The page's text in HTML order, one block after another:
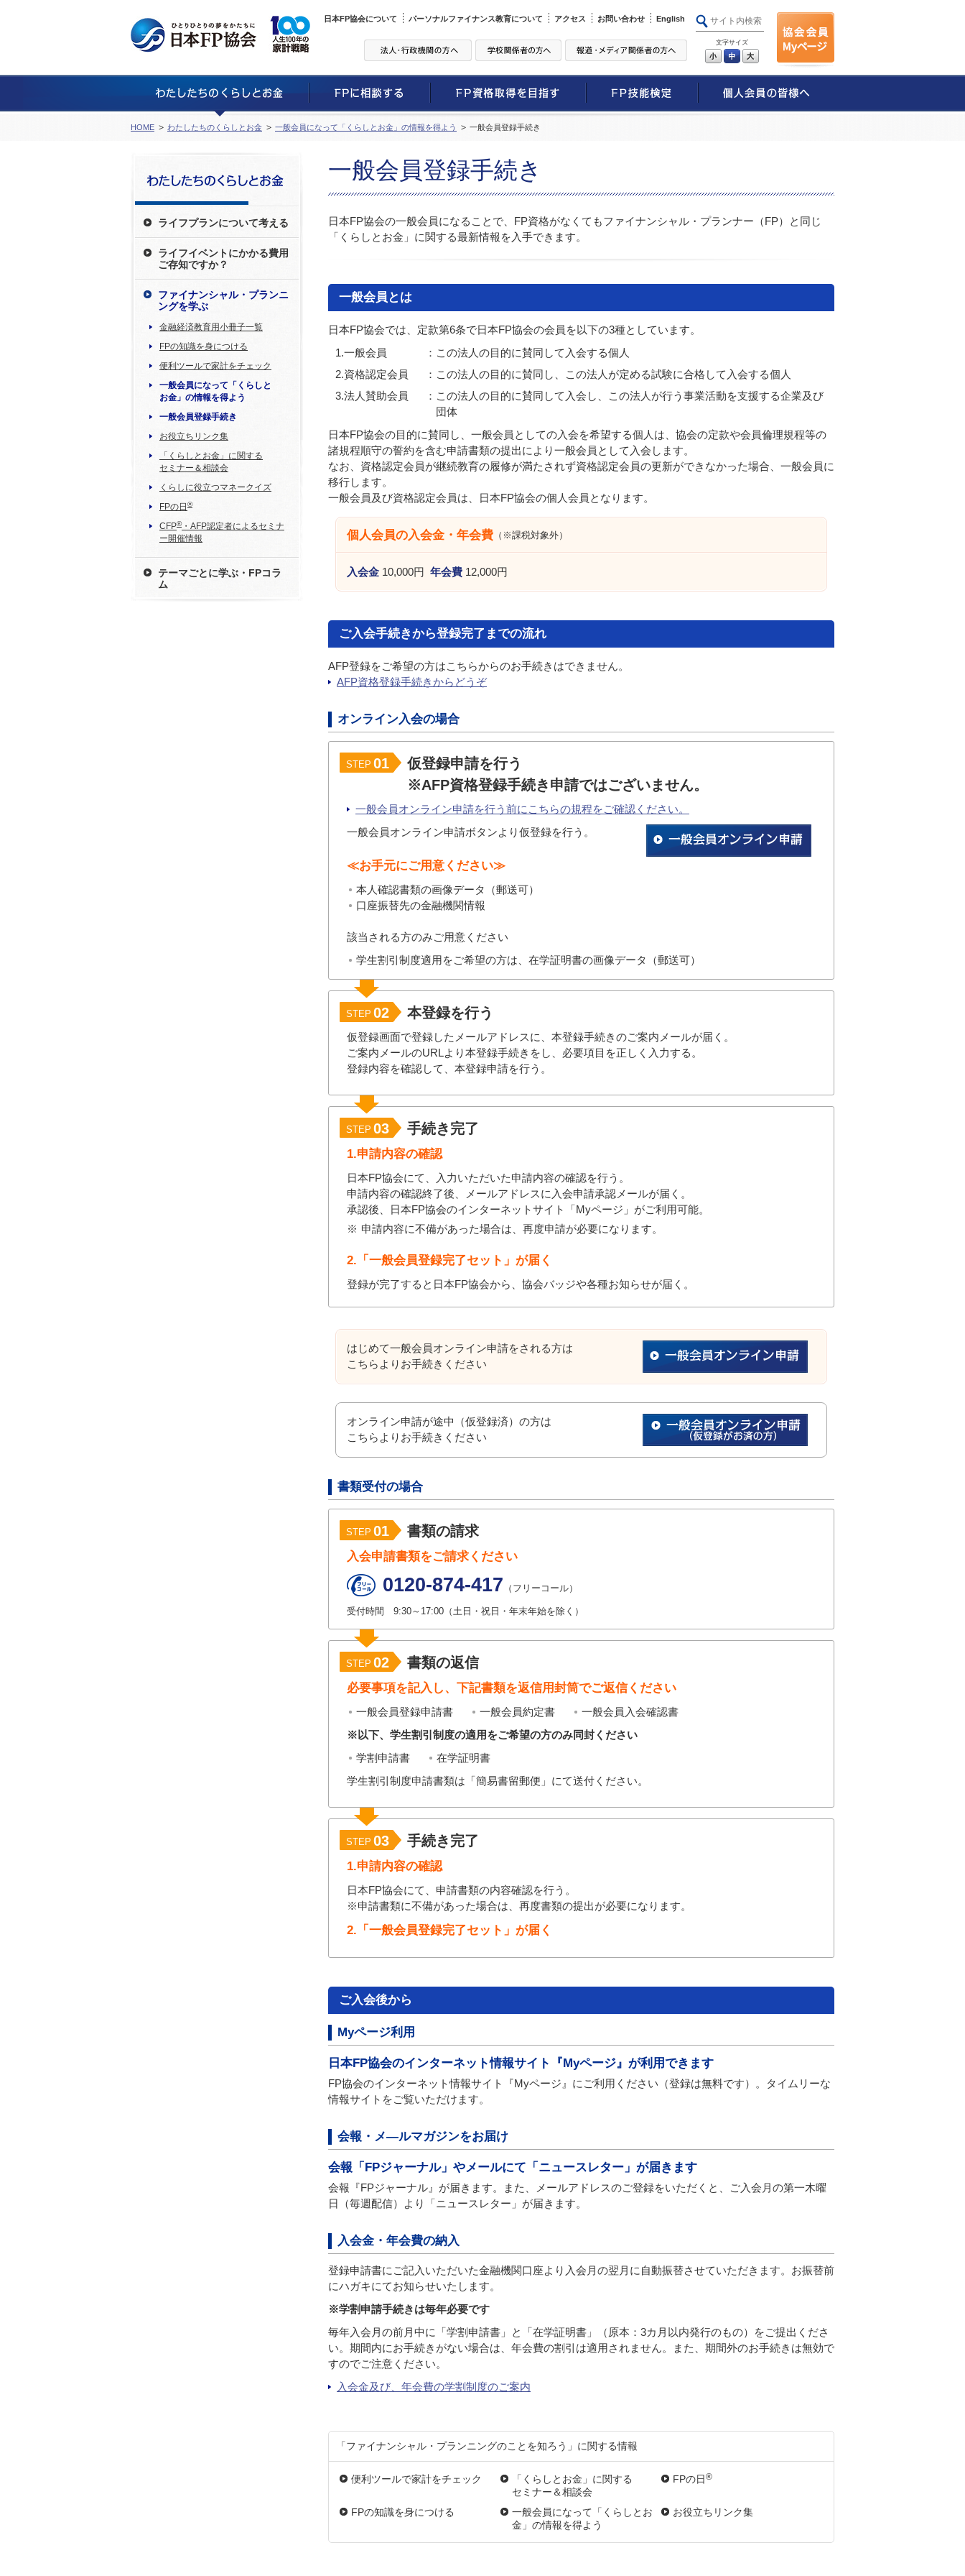
日本FP協会について パーソナルファイナンス教育について アクセス お問い合わせ English
文字サイズ
小 中
HOME わたしたちのくらしとお金 一般会員になって「くらしとお金」の情報を得よう 一般会員登録手続き
一般会員登録手続き
日本FP協会の一般会員になることで、FP資格がなくてもファイナンシャル・プランナー（FP）と同じ
「くらしとお金」に関する最新情報を入手できます。
一般会員とは
日本FP協会では、定款第6条で日本FP協会の会員を以下の3種としています。
1.一般会員
： この法人の目的に賛同して入会する個人
2.資格認定会員
： この法人の目的に賛同し、この法人が定める試験に合格して入会する個人
3.法人賛助会員
： この法人の目的に賛同して入会し、この法人が行う事業活動を支援する企業及び
団体
日本FP協会の目的に賛同し、一般会員としての入会を希望する個人は、協会の定款や会員倫理規程等の
諸規程順守の誓約を含む申請書類の提出により一般会員として入会します。
なお、資格認定会員が継続教育の履修が満たされず資格認定会員の更新ができなかった場合、一般会員に
移行します。
一般会員及び資格認定会員は、日本FP協会の個人会員となります。
個人会員の入会金・年会費 （※課税対象外）
入会金 10,000円 年会費 12,000円
ご入会手続きから登録完了までの流れ
AFP登録をご希望の方はこちらからのお手続きはできません。
AFP資格登録手続きからどうぞ
オンライン入会の場合
STEP 01
仮登録申請を行う
※AFP資格登録手続き申請ではございません。
一般会員オンライン申請を行う前にこちらの規程をご確認ください。
一般会員オンライン申請ボタンより仮登録を行う。
≪お手元にご用意ください≫
本人確認書類の画像データ（郵送可）
口座振替先の金融機関情報
該当される方のみご用意ください
学生割引制度適用をご希望の方は、在学証明書の画像データ（郵送可）
STEP 02 本登録を行う
仮登録画面で登録したメールアドレスに、本登録手続きのご案内メールが届く。
ご案内メールのURLより本登録手続きをし、必要項目を正しく入力する。
登録内容を確認して、本登録申請を行う。
STEP 03 手続き完了
1.申請内容の確認
日本FP協会にて、入力いただいた申請内容の確認を行う。
申請内容の確認終了後、メールアドレスに入会申請承認メールが届く。
承認後、日本FP協会のインターネットサイト「Myページ」がご利用可能。
※ 申請内容に不備があった場合は、再度申請が必要になります。
2.「一般会員登録完了セット」が届く
登録が完了すると日本FP協会から、協会バッジや各種お知らせが届く。
はじめて一般会員オンライン申請をされる方は
こちらよりお手続きください
オンライン申請が途中（仮登録済）の方は
こちらよりお手続きください
書類受付の場合
STEP 01 書類の請求
入会申請書類をご請求ください
0120-874-417 （フリーコール）
受付時間 9:30～17:00（土日・祝日・年末年始を除く）
STEP 02 書類の返信
必要事項を記入し、下記書類を返信用封筒でご返信ください
一般会員登録申請書 一般会員約定書
一般会員入会確認書
※以下、学生割引制度の適用をご希望の方のみ同封ください
学割申請書
在学証明書
学生割引制度申請書類は「簡易書留郵便」にて送付ください。
STEP 03 手続き完了
1.申請内容の確認
日本FP協会にて、申請書類の内容確認を行う。
※申請書類に不備があった場合は、再度書類の提出が必要になります。
2.「一般会員登録完了セット」が届く
ご入会後から
Myページ利用
日本FP協会のインターネット情報サイト『Myページ』が利用できます
FP協会のインターネット情報サイト『Myページ』にご利用ください（登録は無料です）。タイムリーな
情報サイトをご覧いただけます。
会報・メ―ルマガジンをお届け
会報「FPジャーナル」やメールにて「ニュースレター」が届きます
会報『FPジャーナル』が届きます。また、メールアドレスのご登録をいただくと、ご入会月の第一木曜
日（毎週配信）より「ニュースレター」が届きます。
入会金・年会費の納入
登録申請書にご記入いただいた金融機関口座より入会月の翌月に自動振替させていただきます。お振替前
にハガキにてお知らせいたします。
※学割申請手続きは毎年必要です
毎年入会月の前月中に「学割申請書」と「在学証明書」（原本：3カ月以内発行のもの）をご提出くださ
い。期間内にお手続きがない場合は、年会費の割引は適用されません。また、期間外のお手続きは無効で
すのでご注意ください。
入会金及び、年会費の学割制度のご案内
「ファイナンシャル・プランニングのことを知ろう」に関する情報
便利ツールで家計をチェック
「くらしとお金」に関する
セミナー＆相談会
FPの日®
FPの知識を身につける
一般会員になって「くらしとお
金」の情報を得よう
お役立ちリンク集
ライフプランについて考える
ライフイベントにかかる費用
ご存知ですか？
ファイナンシャル・プランニ
ングを学ぶ
金融経済教育用小冊子一覧
FPの知識を身につける
便利ツールで家計をチェック
一般会員になって「くらしと
お金」の情報を得よう
一般会員登録手続き
お役立ちリンク集
「くらしとお金」に関する
セミナー＆相談会
くらしに役立つマネークイズ
FPの日 ®
CFP®・AFP認定者によるセミナ
ー開催情報
テーマごとに学ぶ・FPコラ
ム